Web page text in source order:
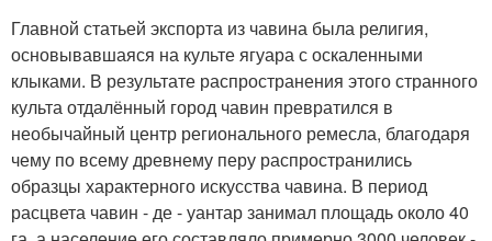
Главной статьей экспорта из чавина была религия,
основывавшаяся на культе ягуара с оскаленными
клыками. В результате распространения этого странного
культа отдалённый город чавин превратился в
необычайный центр регионального ремесла, благодаря
чему по всему древнему перу распространились
образцы характерного искусства чавина. В период
расцвета чавин - де - уантар занимал площадь около 40